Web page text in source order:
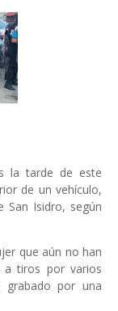
la tarde de este
de un vehículo,
San Isidro, según
que aún no han
a tiros por varios
por una